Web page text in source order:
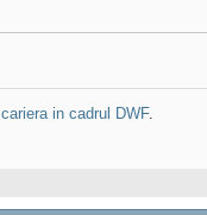
cariera in cadrul DWF.